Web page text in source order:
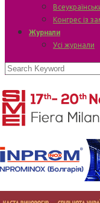
Конгрес із
Журнали
Усі журнали